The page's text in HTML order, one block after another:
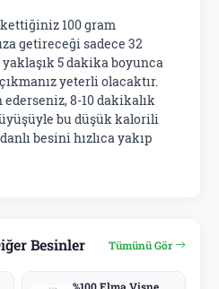
100 gram
getireceği sadece 32
5 dakika boyunca
yeterli olacaktır.
8-10 dakikalık
bu düşük kalorili
besini hızlıca yakıp
Besinler Tümünü Gör
%100 Elma Vişne